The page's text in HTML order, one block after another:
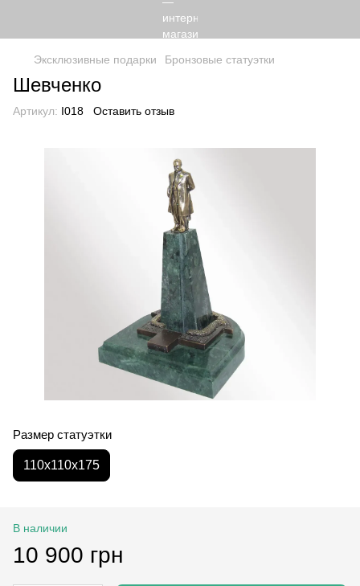
Эксклюзивные подарки Бронзовые статуэтки
Шевченко
Артикул: I018 Оставить отзыв
Размер статуэтки
110х110х175
В наличии
10 900 грн